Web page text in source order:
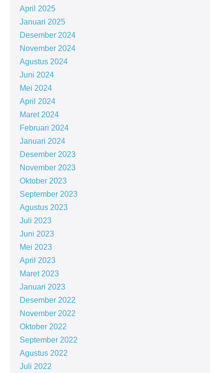
April 2025
Januari 2025
Desember 2024
November 2024
Agustus 2024
Juni 2024
Mei 2024
April 2024
Maret 2024
Februari 2024
Januari 2024
Desember 2023
November 2023
Oktober 2023
September 2023
Agustus 2023
Juli 2023
Juni 2023
Mei 2023
April 2023
Maret 2023
Januari 2023
Desember 2022
November 2022
Oktober 2022
September 2022
Agustus 2022
Juli 2022